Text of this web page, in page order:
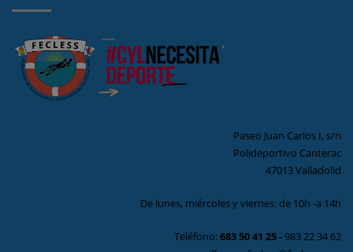
Paseo Juan Carlos I, s/n
Polideportivo Canterac
47013 Valladolid
De lunes, miércoles y viernes: de 10h -a 14h
Teléfono:683 50 41 25-983 22 34 62